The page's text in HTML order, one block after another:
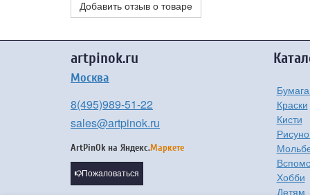
Добавить отзыв о товаре
artpinok.ru
Москва
8(495)989-51-22
sales@artpinok.ru
ArtPinOk на Яндекс.Маркете
Пожаловаться
Краски
Кисти
Хобби
Детям